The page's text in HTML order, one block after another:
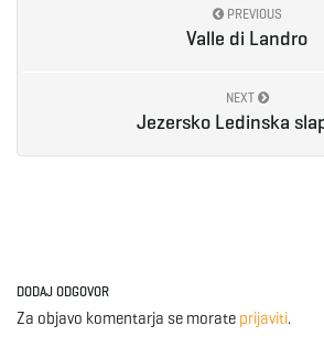
PREVIOUS
Valle di Landro
NEXT
Jezersko Ledinska
DODAJ ODGOVOR
Za objavo komentarja se morate prijaviti.